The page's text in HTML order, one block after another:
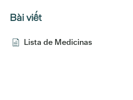
Bài viết
Lista de Medicinas